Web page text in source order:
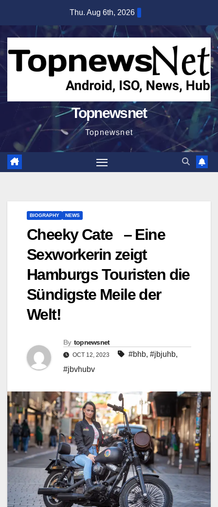
content
Thu. Aug 6th, 2026
Topnewsnet
Topnewsnet
BIOGRAPHY NEWS
Cheeky Cate – Eine
Sexworkerin zeigt
Hamburgs Touristen die
Sündigste Meile der
Welt!
By topnewsnet
OCT 12, 2023 #bhb, #jbjuhb,
#jbvhubv